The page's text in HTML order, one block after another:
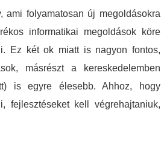
ami folyamatosan új megoldásokra
informatikai megoldások köre
Ez két ok miatt is nagyon fontos,
másrészt a kereskedelemben
is egyre élesebb. Ahhoz, hogy
kell végrehajtaniuk,